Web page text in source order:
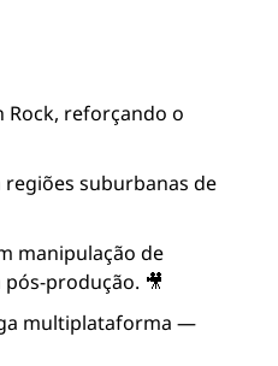
Rock, reforçando o
suburbanas de
manipulação de
produção. 🎥
multiplataforma —